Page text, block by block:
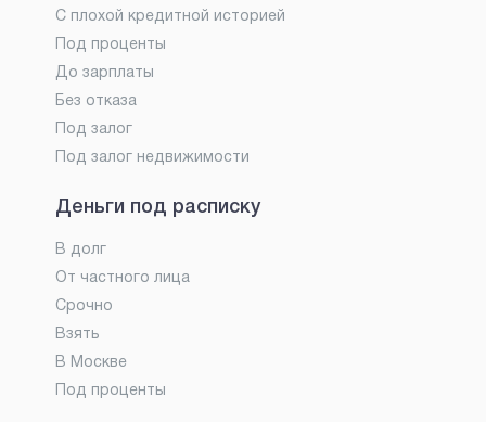
С плохой кредитной историей
Под проценты
До зарплаты
Без отказа
Под залог
Под залог недвижимости
Деньги под расписку
В долг
От частного лица
Срочно
Взять
В Москве
Под проценты